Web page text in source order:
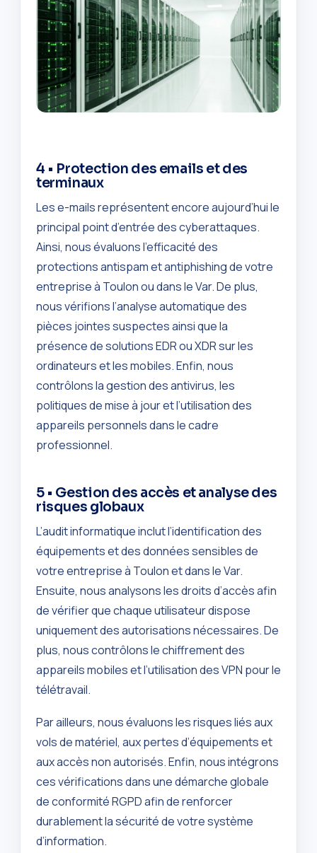
4 • Protection des emails et des
terminaux
Les e-mails représentent encore aujourd’hui le
principal point d’entrée des cyberattaques.
Ainsi, nous évaluons l’efficacité des
protections antispam et antiphishing de votre
entreprise à Toulon ou dans le Var. De plus,
nous vérifions l’analyse automatique des
pièces jointes suspectes ainsi que la
présence de solutions EDR ou XDR sur les
ordinateurs et les mobiles. Enfin, nous
contrôlons la gestion des antivirus, les
politiques de mise à jour et l’utilisation des
appareils personnels dans le cadre
professionnel.
5 • Gestion des accès et analyse des
risques globaux
L’audit informatique inclut l’identification des
équipements et des données sensibles de
votre entreprise à Toulon et dans le Var.
Ensuite, nous analysons les droits d’accès afin
de vérifier que chaque utilisateur dispose
uniquement des autorisations nécessaires. De
plus, nous contrôlons le chiffrement des
appareils mobiles et l’utilisation des VPN pour le
télétravail.
Par ailleurs, nous évaluons les risques liés aux
vols de matériel, aux pertes d’équipements et
aux accès non autorisés. Enfin, nous intégrons
ces vérifications dans une démarche globale
de conformité RGPD afin de renforcer
durablement la sécurité de votre système
d’information.